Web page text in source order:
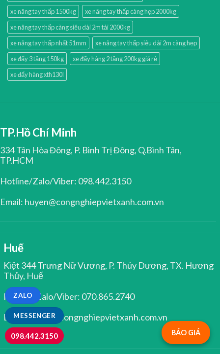
xe nâng tay thấp 1500kg
xe nâng tay thấp càng hẹp 2000kg
xe nâng tay thấp càng siêu dài 2m tải 2000kg
xe nâng tay thấp nhất 51mm
xe nâng tay thấp siêu dài 2m càng hẹp
xe đẩy 3 tầng 150kg
xe đẩy hàng 2 tầng 200kg giá rẻ
xe đẩy hàng xth130l
TP.Hồ Chí Minh
334 Tân Hòa Đông, P. Bình Trị Đông, Q.Bình Tân,
TP.HCM
Hotline/Zalo/Viber: 098.442.3150
Email: huyen@congnghiepvietxanh.com.vn
Huế
Kiệt 344 Trưng Nữ Vương, P. Thủy Dương, TX. Hương
Thủy, Huế
Hotline/Zalo/Viber: 070.865.2740
Email: huyen@congnghiepvietxanh.com.vn
BÁO GIÁ
MESSENGER
ZALO
098.442.3150